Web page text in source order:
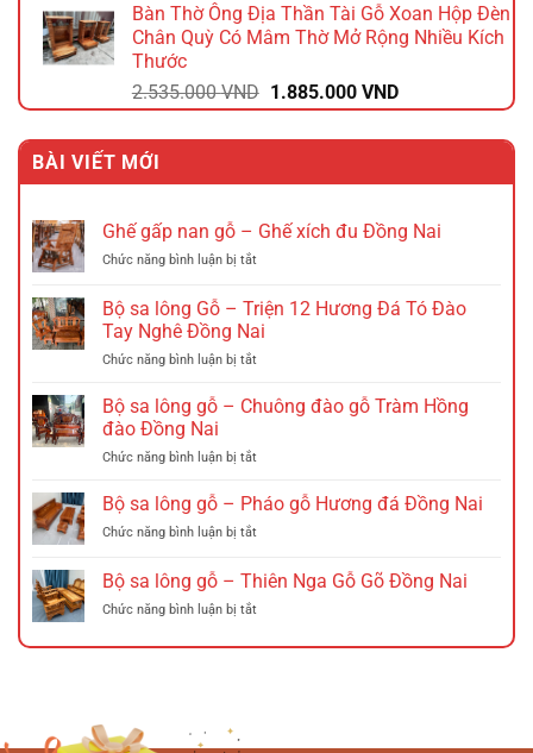
là:
2.340.000 VND.
tại
là:
Bàn Thờ Ông Địa Thần Tài Gỗ Xoan Hộp Đèn
Chân Quỳ Có Mâm Thờ Mở Rộng Nhiều Kích
Thước
2.535.000VND Giá
gốc
là:
1.885.000 VNDGiá
hiện
tại
1.885.000 VND.
BÀI VIẾT MỚI
Ghế gấp nan gỗ – Ghế xích đu Đồng Nai
Chức năng bình luận bị tắtở
gấp
nan
gỗ
–
xích
Nai
Bộ sa lông Gỗ – Triện 12 Hương Đá Tó Đào
Tay Nghê Đồng Nai
Chức năng bình luận bị tắtở
sa
–
12
Đá
Đào
Bộ sa lông gỗ – Chuông đào gỗ Tràm Hồng
đào Đồng Nai
Chức năng bình luận bị tắtở
sa
gỗ
Chuông
gỗ
Bộ sa lông gỗ – Pháo gỗ Hương đá Đồng Nai
Chức năng bình luận bị tắtở
sa
lông
gỗ
Pháo
Bộ sa lông gỗ – Thiên Nga Gỗ Gõ Đồng Nai
Chức năng bình luận bị tắtở
sa